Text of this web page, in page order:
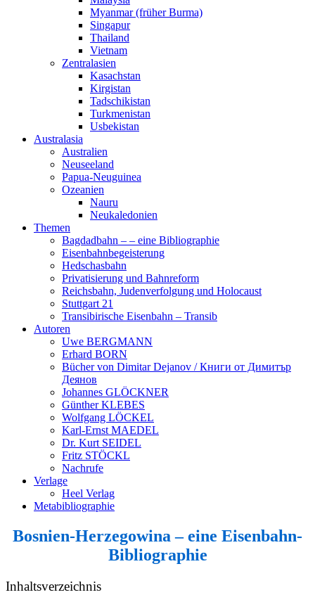
Myanmar (früher Burma)
Singapur
Thailand
Vietnam
Zentralasien
Kasachstan
Kirgistan
Tadschikistan
Turkmenistan
Usbekistan
Australasia
Australien
Neuseeland
Papua-Neuguinea
Ozeanien
Nauru
Neukaledonien
Themen
Bagdadbahn – – eine Bibliographie
Eisenbahnbegeisterung
Hedschasbahn
Privatisierung und Bahnreform
Reichsbahn, Judenverfolgung und Holocaust
Stuttgart 21
Transibirische Eisenbahn – Transib
Autoren
Uwe BERGMANN
Erhard BORN
Bücher von Dimitar Dejanov / Книги от Димитър
Деянов
Johannes GLÖCKNER
Günther KLEBES
Wolfgang LÖCKEL
Karl-Ernst MAEDEL
Dr. Kurt SEIDEL
Fritz STÖCKL
Nachrufe
Verlage
Heel Verlag
Metabibliographie
Bosnien-Herzegowina – eine Eisenbahn-
Bibliographie
Inhaltsverzeichnis